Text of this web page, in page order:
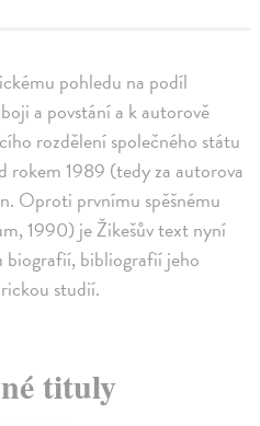
pohledu na podíl
a povstání a k autorově
rozdělení společného státu
rokem 1989 (tedy za autorova
Oproti prvnímu spěšnému
1990) je Žikešův text nyní
biografií, bibliografií jeho
studií.
tituly